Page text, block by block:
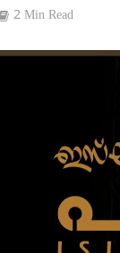
2 Min Read